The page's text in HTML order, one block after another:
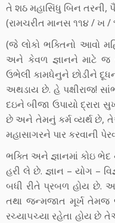
તે શઠ મહાસિંધુ બિન તરની,
(રામચરીત માનસ ૧૧૪ / ખ /
(જે લોકો ભક્તિનો આવો
અને કેવળ જ્ઞાનને માટે જ
ઉભેલી કામધેનુને છોડીને
અથડાય છે. હે પક્ષીરાજ!
દઇને બીજા ઉપાયો દ્રારા
છે અને તેમનું કર્મ વ્‍યર્થ છે,
મહાસાગરને પાર કરવાની
ભક્તિ અને જ્ઞાનમાં કોઇ
હરી લે છે. જ્ઞાન – યોગ –
બધી રીતે પ્રબળ હોય છે.
તથા જન્‍મજાત મૂર્ખ તેમજ
રચ્‍યા૫ચ્‍યા રહેતા હોય છે